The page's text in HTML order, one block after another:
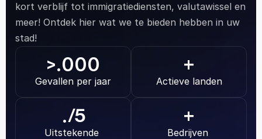
kort verblijf tot immigratiediensten, valutawissel en
meer! Ontdek hier wat we te bieden hebben in uw
stad!
>.000
Gevallen per jaar
+
Actieve landen
./5
Uitstekende
+
Bedrijven